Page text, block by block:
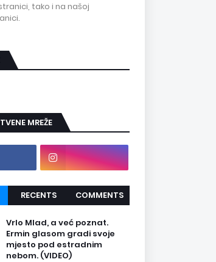
tako i na našoj
MREŽE
RECENTS COMMENTS
Vrlo Mlad, a već poznat.
Ermin glasom gradi svoje
mjesto pod estradnim
nebom. (VIDEO)